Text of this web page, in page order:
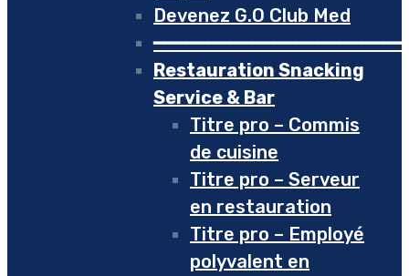
Devenez G.O Club Med
Restauration Snacking
Service & Bar
Titre pro – Commis
de cuisine
Titre pro – Serveur
en restauration
Titre pro – Employé
polyvalent en